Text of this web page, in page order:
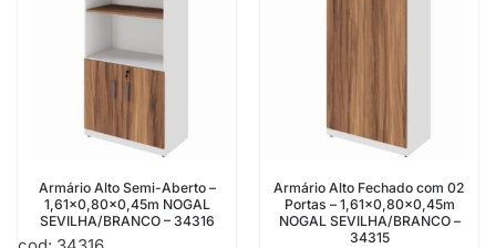
Armário Alto Semi-Aberto –
1,61×0,80×0,45m NOGAL
SEVILHA/BRANCO – 34316
Armário Alto Fechado com 02
Portas – 1,61×0,80×0,45m
NOGAL SEVILHA/BRANCO –
34315